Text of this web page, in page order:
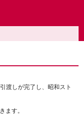
渡しが完了し、昭和スト
ます。